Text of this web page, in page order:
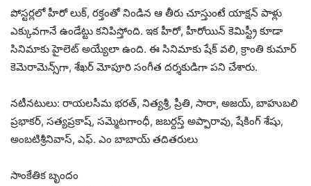
పోస్టర్లలో హీరో లుక్, రక్తంతో నిండిన ఆ తీరు చూస్తుంటే యాక్షన్ పాళ్లు
ఎక్కువగానే ఉండేట్టు కనిపిస్తోంది. ఇక హీరో, హీరోయిన్ కెమిస్ట్రీ కూడా
సినిమాకు హైలెట్ అయ్యేలా ఉంది. ఈ సినిమాకు షేక్ వలి, క్రాంతి కుమార్
కెమెరామెన్స్‌గా, శేఖర్ మోపూరి సంగీత దర్శకుడిగా పని చేశారు.
నటీనటులు: రాయలసీమ భరత్, నిత్యశ్రీ, ప్రీతి, సారా, అజయ్, బాహుబలి
ప్రభాకర్, సత్యప్రకాష్, సమ్మెటగాంధీ, జబర్దస్త్ అప్పారావు, షేకింగ్ శేషు,
అంబటిశ్రీనివాస్, ఎఫ్. ఎం బాబాయ్ తదితరులు
సాంకేతిక బృందం